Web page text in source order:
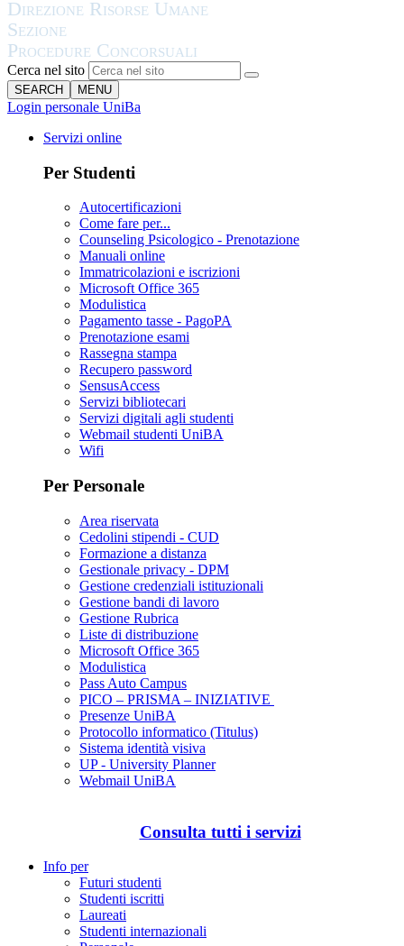
Cerca nel sito
SEARCH MENU
Login personale UniBa
Servizi online
Per Studenti
Autocertificazioni
Come fare per...
Counseling Psicologico - Prenotazione
Manuali online
Immatricolazioni e iscrizioni
Microsoft Office 365
Modulistica
Pagamento tasse - PagoPA
Prenotazione esami
Rassegna stampa
Recupero password
SensusAccess
Servizi bibliotecari
Servizi digitali agli studenti
Webmail studenti UniBA
Wifi
Per Personale
Area riservata
Cedolini stipendi - CUD
Formazione a distanza
Gestionale privacy - DPM
Gestione credenziali istituzionali
Gestione bandi di lavoro
Gestione Rubrica
Liste di distribuzione
Microsoft Office 365
Modulistica
Pass Auto Campus
PICO – PRISMA – INIZIATIVE
Presenze UniBA
Protocollo informatico (Titulus)
Sistema identità visiva
UP - University Planner
Webmail UniBA
Consulta tutti i servizi
Info per
Futuri studenti
Studenti iscritti
Laureati
Studenti internazionali